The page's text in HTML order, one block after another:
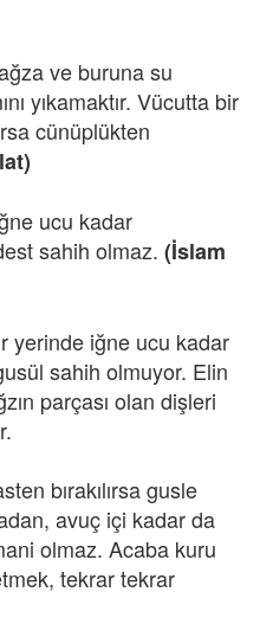
ve buruna su
yıkamaktır. Vücutta bir
cünüplükten
ucu kadar
sahih olmaz. (İslam
yerinde iğne ucu kadar
sahih olmuyor. Elin
parçası olan dişleri
bırakılırsa gusle
avuç içi kadar da
olmaz. Acaba kuru
tekrar tekrar